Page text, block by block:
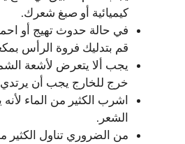
كيميائية أو صبغ شعرك.
في حالة حدوث تهيج أو
قم بتدليك فروة الرأس
يجب ألا يتعرض لأشعة
خرج للخارج يجب أن
اشرب الكثير من الماء
الشعر.
من الضروري تناول الكثير